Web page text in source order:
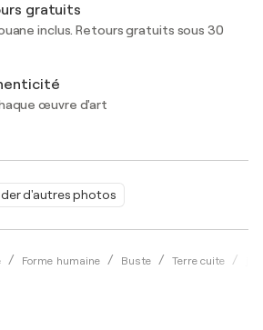
d'autres photos
Forme humaine Buste Terre cuite
gratuits
inclus. Retours gratuits sous 30
œuvre d'art